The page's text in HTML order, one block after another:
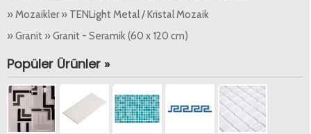
» Mozaikler » TENLight Metal / Kristal Mozaik
» Granit » Granit - Seramik (60 x 120 cm)
Popüler Ürünler »